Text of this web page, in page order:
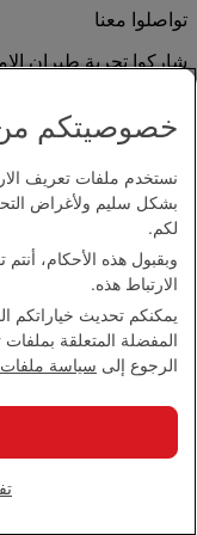
تواصلوا معنا
شاركوا تجربة طيران
بيان إمكانية
اتصل بنا
سياسة الخصوصية
الشروط والأحكام
سياسة ملفات
بيان الشفافية
خصوصيتكم من
نستخدم ملفات تعريف
بشكل سليم ولأغراض
لكم.
وبقبول هذه الأحكام،
الارتباط هذه.
يمكنكم تحديث خياراتكم
المفضلة المتعلقة
الرجوع إلى سياسة ملفات